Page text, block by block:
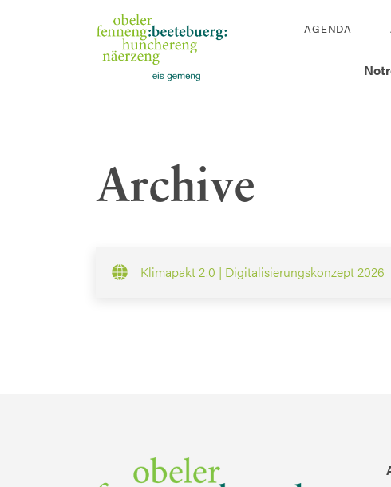
AGENDA
Archive
Klimapakt 2.0 | Digitalisierungskonzept 2026